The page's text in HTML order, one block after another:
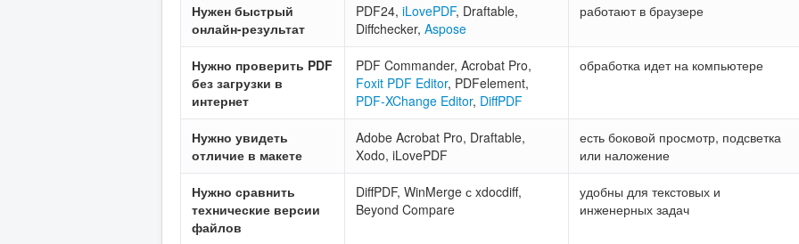
Нужен быстрый
онлайн-результат
PDF24, iLovePDF, Draftable,
Diffchecker, Aspose
работают в браузере
Нужно проверить PDF
без загрузки в
интернет
PDF Commander, Acrobat Pro,
Foxit PDF Editor, PDFelement,
PDF-XChange Editor, DiffPDF
обработка идет на компьютере
Нужно увидеть
отличие в макете
Adobe Acrobat Pro, Draftable,
Xodo, iLovePDF
есть боковой просмотр, подсветка
или наложение
Нужно сравнить
технические версии
файлов
DiffPDF, WinMerge с xdocdiff,
Beyond Compare
удобны для текстовых и
инженерных задач